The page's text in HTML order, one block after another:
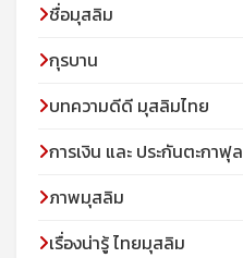
ชื่อมุสลิม
กุรบาน
บทความดีดี มุสลิมไทย
การเงิน และ ประกันตะกาฟุล
ภาพมุสลิม
เรื่องน่ารู้ ไทยมุสลิม